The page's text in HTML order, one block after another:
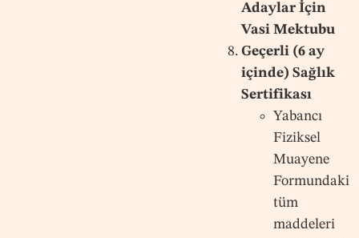
Adaylar İçin
Vasi Mektubu
Geçerli (6 ay
içinde) Sağlık
Sertifikası
Yabancı
Fiziksel
Muayene
Formundaki
tüm
maddeleri